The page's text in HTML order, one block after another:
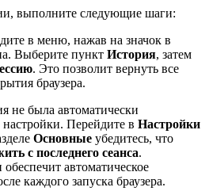
выполните следующие шаги:
в меню, нажав на значок в
Выберите пункт История, затем
. Это позволит вернуть все
браузера.
не была автоматически
настройки. Перейдите в Настройки
Основные убедитесь, что
с последнего сеанса.
автоматическое
каждого запуска браузера.